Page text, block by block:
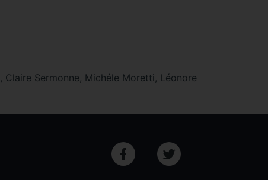
, Claire Sermonne, Michéle Moretti, Léonore